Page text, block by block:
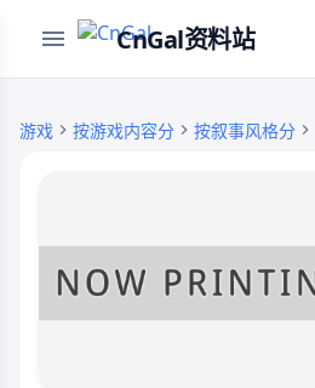
CnGal资料站
游戏 按游戏内容分 按叙事风格分